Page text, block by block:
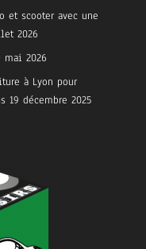
et scooter avec une
2026
mai 2026
à Lyon pour
19 décembre 2025